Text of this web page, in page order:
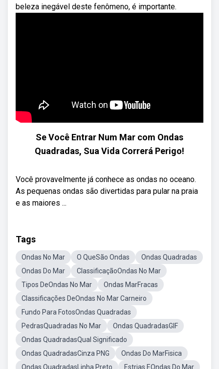
beleza inegável deste fenômeno, é importante.
Se Você Entrar Num Mar com Ondas
Quadradas, Sua Vida Correrá Perigo!
Você provavelmente já conhece as ondas no oceano.
As pequenas ondas são divertidas para pular na praia
e as maiores ...
Tags
Ondas No Mar O QueSão Ondas
Ondas Quadradas
Ondas Do Mar
ClassificaçãoOndas No Mar
Tipos DeOndas No Mar
Ondas MarFracas
Classificações DeOndas No Mar Carneiro
Fundo Para FotosOndas Quadradas
PedrasQuadradas No Mar
Ondas QuadradasGIF
Ondas QuadradasQual Significado
Ondas QuadradasCinza PNG
Ondas Do MarFisica
Ondas QuadradasLinha Preto
Estrias EOndas Do Mar